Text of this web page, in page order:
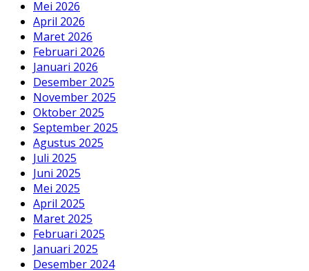
Mei 2026
April 2026
Maret 2026
Februari 2026
Januari 2026
Desember 2025
November 2025
Oktober 2025
September 2025
Agustus 2025
Juli 2025
Juni 2025
Mei 2025
April 2025
Maret 2025
Februari 2025
Januari 2025
Desember 2024